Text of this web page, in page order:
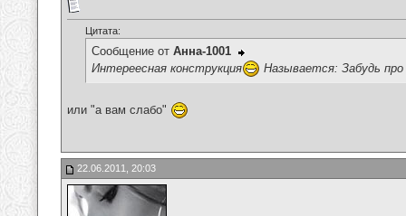
Цитата:
Сообщение от Анна-1001
Интереесная конструкция
Называется: Забудь про
или "а вам слабо"
22.06.2011, 20:03